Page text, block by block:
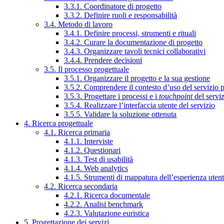
3.3.1. Coordinatore di progetto
3.3.2. Definire ruoli e responsabilità
3.4. Metodo di lavoro
3.4.1. Definire processi, strumenti e rituali
3.4.2. Curare la documentazione di progetto
3.4.3. Organizzare tavoli tecnici collaborativi
3.4.4. Prendere decisioni
3.5. Il processo progettuale
3.5.1. Organizzare il progetto e la sua gestione
3.5.2. Comprendere il contesto d’uso del servizio
3.5.3. Progettare i processi e i touchpointdel
3.5.4. Realizzare l’interfaccia utente del servizio
3.5.5. Validare la soluzione ottenuta
4. Ricerca progettuale
4.1. Ricerca primaria
4.1.1. Interviste
4.1.2. Questionari
4.1.3. Test di usabilità
4.1.4. Web analytics
4.1.5. Strumenti di mappatura dell’esperienza
4.2. Ricerca secondaria
4.2.1. Ricerca documentale
4.2.2. Analisi benchmark
4.2.3. Valutazione euristica
5. Progettazione dei servizi